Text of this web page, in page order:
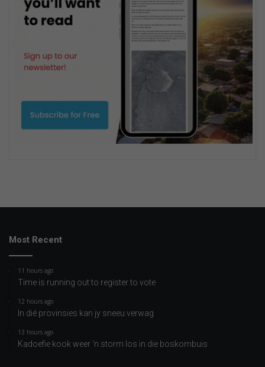
Most Recent
11 hours ago
Time is running out to register to vote
12 hours ago
In dié provinsies kan jy sneeu verwag
13 hours ago
Kadoefie kook weer ‘n storm los in die boskombuis